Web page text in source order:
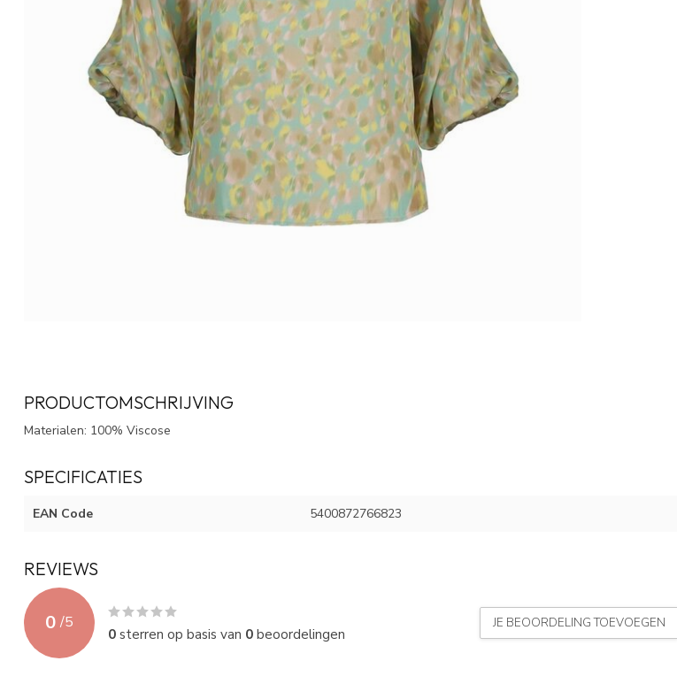
PRODUCTOMSCHRIJVING
Materialen: 100% Viscose
SPECIFICATIES
EAN Code 5400872766823
REVIEWS
0 /5
0sterren op basis van 0beoordelingen
JE BEOORDELING TOEVOEGEN